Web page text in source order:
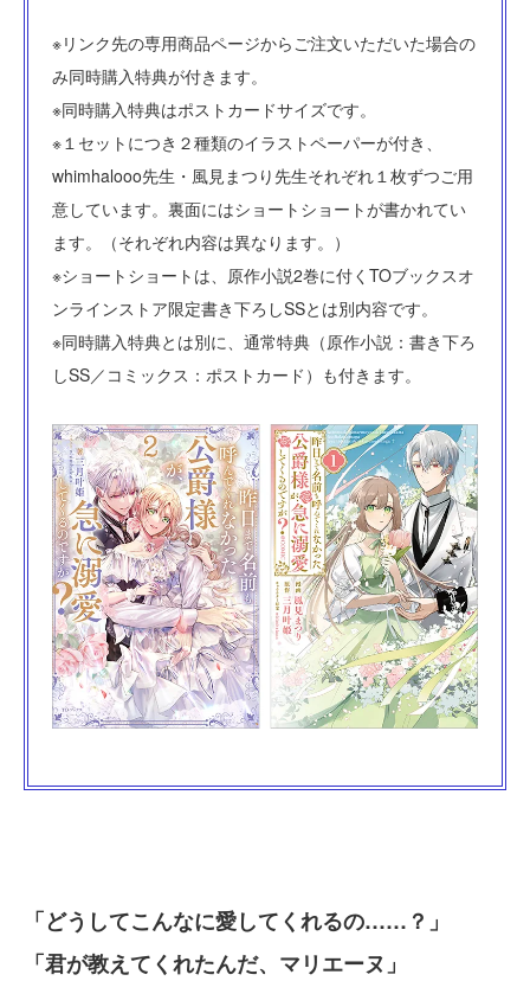
※リンク先の専用商品ページからご注文いただいた場合の
み同時購入特典が付きます。
※同時購入特典はポストカードサイズです。
※１セットにつき２種類のイラストペーパーが付き、
whimhalooo先生・風見まつり先生それぞれ１枚ずつご用
意しています。裏面にはショートショートが書かれてい
ます。（それぞれ内容は異なります。）
※ショートショートは、原作小説2巻に付くTOブックスオ
ンラインストア限定書き下ろしSSとは別内容です。
※同時購入特典とは別に、通常特典（原作小説：書き下ろ
しSS／コミックス：ポストカード）も付きます。
「どうしてこんなに愛してくれるの……？」
「君が教えてくれたんだ、マリエーヌ」